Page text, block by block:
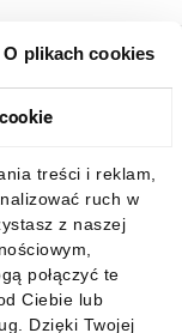
O plikach cookies
treści i reklam,
ruch w
z naszej
połączyć te
Ciebie lub
Dzięki Twojej